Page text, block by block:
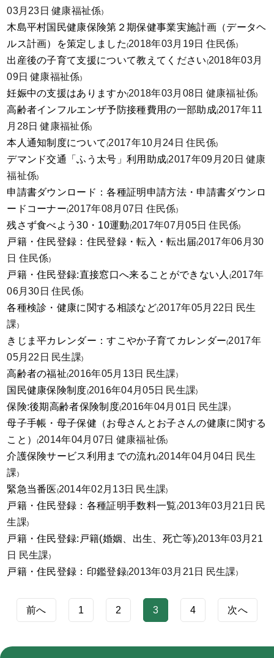
03月23日 健康福祉係)
木島平村国民健康保険第２期保健事業実施計画（データヘ
ルス計画）を策定しました(2018年03月19日 住民係)
出産後の子育て支援について教えてください(2018年03月
09日 健康福祉係)
妊娠中の支援はありますか(2018年03月08日 健康福祉係)
高齢者インフルエンザ予防接種費用の一部助成(2017年11
月28日 健康福祉係)
本人通知制度について(2017年10月24日 住民係)
デマンド交通「ふう太号」利用助成(2017年09月20日 健康
福祉係)
申請書ダウンロード：各種証明申請方法・申請書ダウンロ
ードコーナー(2017年08月07日 住民係)
残さず食べよう30・10運動(2017年07月05日 住民係)
戸籍・住民登録：住民登録・転入・転出届(2017年06月30
日 住民係)
戸籍・住民登録:直接窓口へ来ることができない人 (2017年
06月30日 住民係)
各種検診・健康に関する相談など(2017年05月22日 民生
課)
きじま平カレンダー：すこやか子育てカレンダー(2017年
05月22日 民生課)
高齢者の福祉(2016年05月13日 民生課)
国民健康保険制度(2016年04月05日 民生課)
保険:後期高齢者保険制度(2016年04月01日 民生課)
母子手帳・母子保健（お母さんとお子さんの健康に関する
こと）(2014年04月07日 健康福祉係)
介護保険サービス利用までの流れ(2014年04月04日 民生
課)
緊急当番医(2014年02月13日 民生課)
戸籍・住民登録：各種証明手数料一覧(2013年03月21日 民
生課)
戸籍・住民登録:戸籍(婚姻、出生、死亡等)(2013年03月21
日 民生課)
戸籍・住民登録：印鑑登録(2013年03月21日 民生課)
前へ 1 2 3 4 次へ